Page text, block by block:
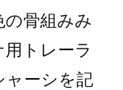
骨組みみ
トレーラ
ャーシを記